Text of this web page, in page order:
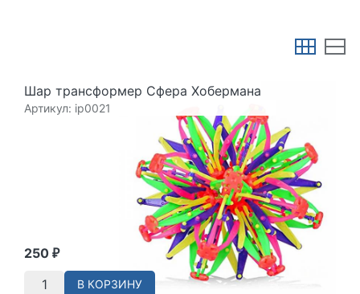
Шар трансформер Сфера Хобермана
Артикул: ip0021
250 ₽
В КОРЗИНУ